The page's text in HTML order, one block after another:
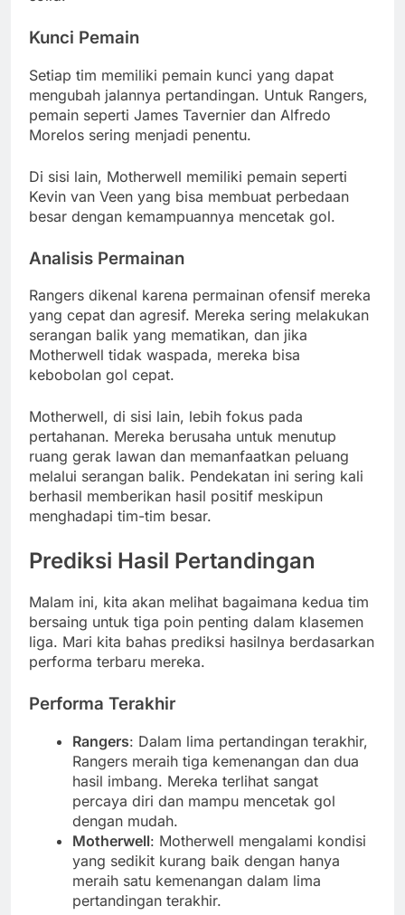
Kunci Pemain
Setiap tim memiliki pemain kunci yang dapat
mengubah jalannya pertandingan. Untuk Rangers,
pemain seperti James Tavernier dan Alfredo
Morelos sering menjadi penentu.
Di sisi lain, Motherwell memiliki pemain seperti
Kevin van Veen yang bisa membuat perbedaan
besar dengan kemampuannya mencetak gol.
Analisis Permainan
Rangers dikenal karena permainan ofensif mereka
yang cepat dan agresif. Mereka sering melakukan
serangan balik yang mematikan, dan jika
Motherwell tidak waspada, mereka bisa
kebobolan gol cepat.
Motherwell, di sisi lain, lebih fokus pada
pertahanan. Mereka berusaha untuk menutup
ruang gerak lawan dan memanfaatkan peluang
melalui serangan balik. Pendekatan ini sering kali
berhasil memberikan hasil positif meskipun
menghadapi tim-tim besar.
Prediksi Hasil Pertandingan
Malam ini, kita akan melihat bagaimana kedua tim
bersaing untuk tiga poin penting dalam klasemen
liga. Mari kita bahas prediksi hasilnya berdasarkan
performa terbaru mereka.
Performa Terakhir
Rangers: Dalam lima pertandingan terakhir,
Rangers meraih tiga kemenangan dan dua
hasil imbang. Mereka terlihat sangat
percaya diri dan mampu mencetak gol
dengan mudah.
Motherwell: Motherwell mengalami kondisi
yang sedikit kurang baik dengan hanya
meraih satu kemenangan dalam lima
pertandingan terakhir.